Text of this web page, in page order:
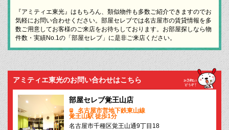
『アミティエ東光』はもちろん、類似物件も多数ご紹介できますのでお
気軽にお問い合わせください。部屋セレブでは名古屋市の賃貸情報を多
数ご用意してお客様のご来店をお待ちしております。お部屋探しなら物
件数・実績No.1の「部屋セレブ」に是非ご来店ください。
アミティエ東光のお問い合わせはこちら
部屋セレブ覚王山店
名古屋市営地下鉄東山線
覚王山駅 徒歩1分
名古屋市千種区覚王山通9丁目18